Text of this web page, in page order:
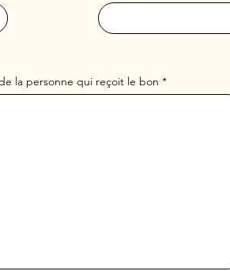
la personne qui reçoit le bon